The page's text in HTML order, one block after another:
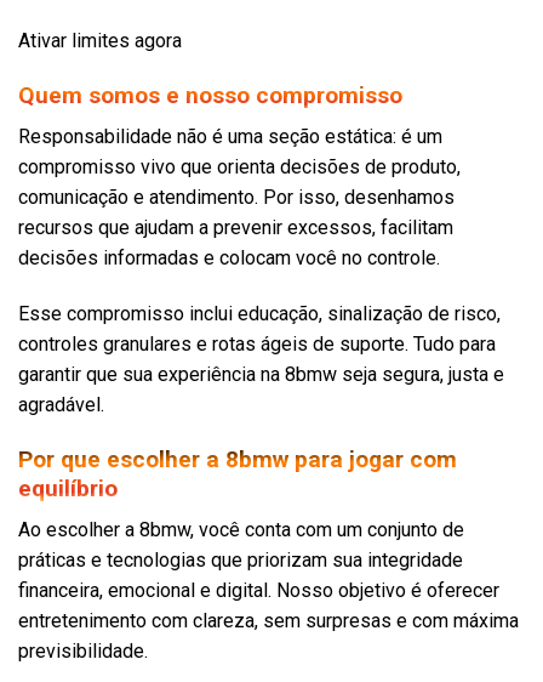
Ativar limites agora
Quem somos e nosso compromisso
Responsabilidade não é uma seção estática: é um
compromisso vivo que orienta decisões de produto,
comunicação e atendimento. Por isso, desenhamos
recursos que ajudam a prevenir excessos, facilitam
decisões informadas e colocam você no controle.
Esse compromisso inclui educação, sinalização de risco,
controles granulares e rotas ágeis de suporte. Tudo para
garantir que sua experiência na 8bmw seja segura, justa e
agradável.
Por que escolher a 8bmw para jogar com
equilíbrio
Ao escolher a 8bmw, você conta com um conjunto de
práticas e tecnologias que priorizam sua integridade
financeira, emocional e digital. Nosso objetivo é oferecer
entretenimento com clareza, sem surpresas e com máxima
previsibilidade.